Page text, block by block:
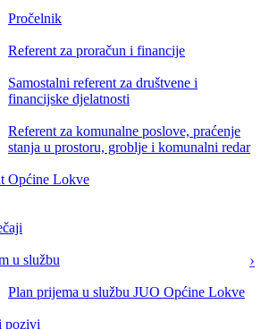
Pročelnik
Referent za proračun i financije
Samostalni referent za društvene i
financijske djelatnosti
Referent za komunalne poslove, praćenje
stanja u prostoru, groblje i komunalni redar
Općine Lokve
u službu
Plan prijema u službu JUO Općine Lokve
pozivi